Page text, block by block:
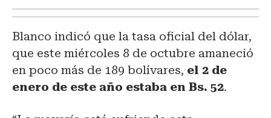
Blanco indicó que la tasa oficial del dólar,
que este miércoles 8 de octubre amaneció
en poco más de 189 bolívares, el 2 de
enero de este año estaba en Bs. 52.